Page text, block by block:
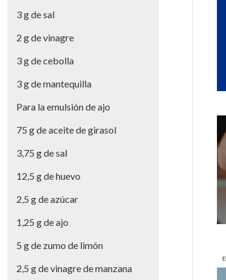
3 g de sal
2 g de vinagre
3 g de cebolla
3 g de mantequilla
Para la emulsión de ajo
75 g de aceite de girasol
3,75 g de sal
12,5 g de huevo
2,5 g de azúcar
1,25 g de ajo
5 g de zumo de limón
2,5 g de vinagre de manzana